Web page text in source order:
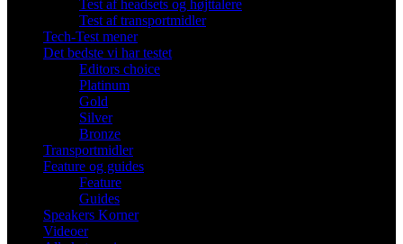
Test af headsets og højttalere
Test af transportmidler
Tech-Test mener
Det bedste vi har testet
Editors choice
Platinum
Gold
Silver
Bronze
Transportmidler
Feature og guides
Feature
Guides
Speakers Korner
Videoer